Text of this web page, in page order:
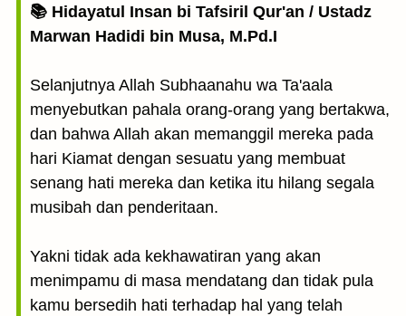
📚 Hidayatul Insan bi Tafsiril Qur'an / Ustadz
Marwan Hadidi bin Musa, M.Pd.I
Selanjutnya Allah Subhaanahu wa Ta'aala
menyebutkan pahala orang-orang yang bertakwa,
dan bahwa Allah akan memanggil mereka pada
hari Kiamat dengan sesuatu yang membuat
senang hati mereka dan ketika itu hilang segala
musibah dan penderitaan.
Yakni tidak ada kekhawatiran yang akan
menimpamu di masa mendatang dan tidak pula
kamu bersedih hati terhadap hal yang telah